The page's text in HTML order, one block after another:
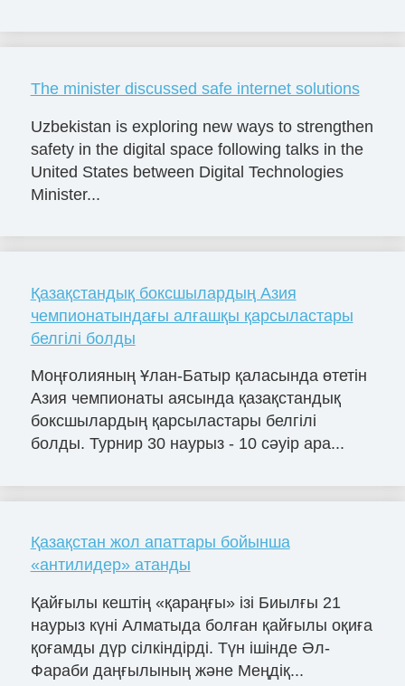
The minister discussed safe internet solutions
Uzbekistan is exploring new ways to strengthen
safety in the digital space following talks in the
United States between Digital Technologies
Minister...
Қазақстандық боксшылардың Азия
чемпионатындағы алғашқы қарсыластары
белгілі болды
Моңғолияның Ұлан-Батыр қаласында өтетін
Азия чемпионаты аясында қазақстандық
боксшылардың қарсыластары белгілі
болды. Турнир 30 наурыз - 10 сәуір ара...
Қазақстан жол апаттары бойынша
«антилидер» атанды
Қайғылы кештің «қараңғы» ізі Биылғы 21
наурыз күні Алматыда болған қайғылы оқиға
қоғамды дүр сілкіндірді. Түн ішінде Әл-
Фараби даңғылының және Меңдіқ...